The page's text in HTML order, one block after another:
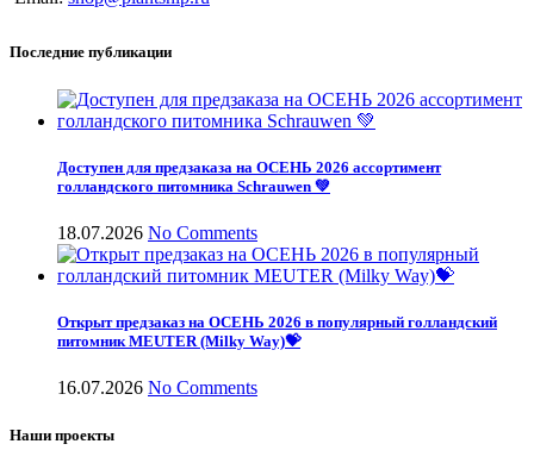
Последние публикации
Доступен для предзаказа на ОСЕНЬ 2026 ассортимент
голландского питомника Schrauwen 💚
18.07.2026 No Comments
Открыт предзаказ на ОСЕНЬ 2026 в популярный голландский
питомник MEUTER (Milky Way)💝
16.07.2026 No Comments
Наши проекты